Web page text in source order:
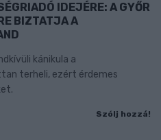
IDEJÉRE: A GYŐR
BIZTATJA A
kánikula a
terheli, ezért érdemes
Szólj hozzá!